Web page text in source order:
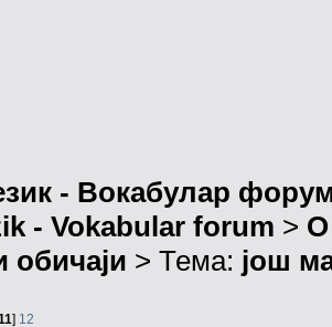
- Вокабулар
- Vokabular forum > О
обичаји > Тема: још
] 12